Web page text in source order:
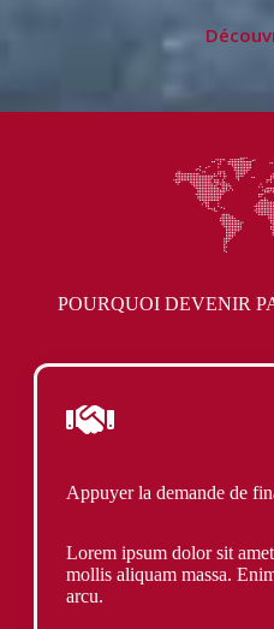
POURQUOI DEVENIR
Appuyer la demande de
Lorem ipsum dolor sit
mollis aliquam massa.
arcu.